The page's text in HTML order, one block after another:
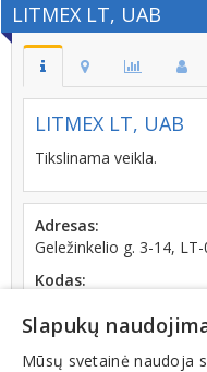
LITMEX LT, UAB
LITMEX LT, UAB
Tikslinama veikla.
Adresas:
Geležinkelio g. 3-14,
Kodas:
Registracijos data:
2011-06-29
Slapukų
Mūsų svetainė naudoja